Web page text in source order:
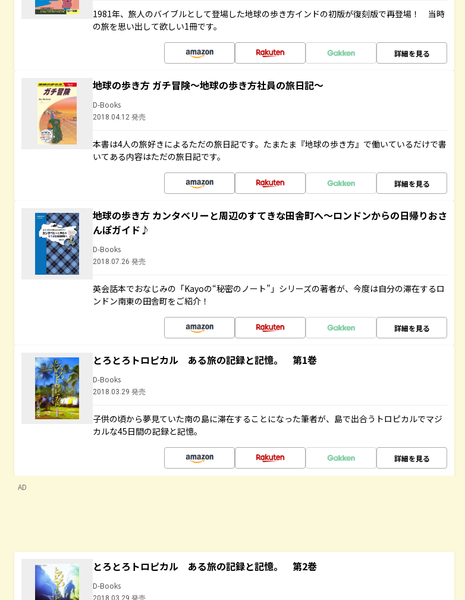
1981年、旅人のバイブルとして登場した地球の歩き方インドの初版が復刻版で再登場！ 当時
の旅を思い出して欲しい1冊です。
詳細を見る
地球の歩き方 ガチ冒険～地球の歩き方社員の旅日記～
D-Books
2018.04.12 発売
本書は4人の旅好きによるただの旅日記です。たまたま『地球の歩き方』で働いているだけで書
いてある内容はただの旅日記です。
詳細を見る
地球の歩き方 カンタベリーと周辺のすてきな田舎町へ～ロンドンからの日帰りおさ
んぽガイド♪
D-Books
2018.07.26 発売
英会話本でおなじみの「Kayoの“秘密のノート”」シリーズの著者が、今度は自分の滞在するロ
ンドン南東の田舎町をご紹介！
詳細を見る
とろとろトロピカル ある旅の記録と記憶。 第1巻
D-Books
2018.03.29 発売
子供の頃から夢見ていた南の島に滞在することになった筆者が、島で出合うトロピカルでマジ
カルな45日間の記録と記憶。
詳細を見る
AD
とろとろトロピカル ある旅の記録と記憶。 第2巻
D-Books
2018.03.29 発売